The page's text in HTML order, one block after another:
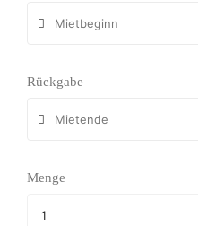
Rückgabe
Menge